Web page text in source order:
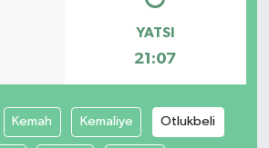
YATSI
21:07
Kemah Kemaliye Otlukbeli